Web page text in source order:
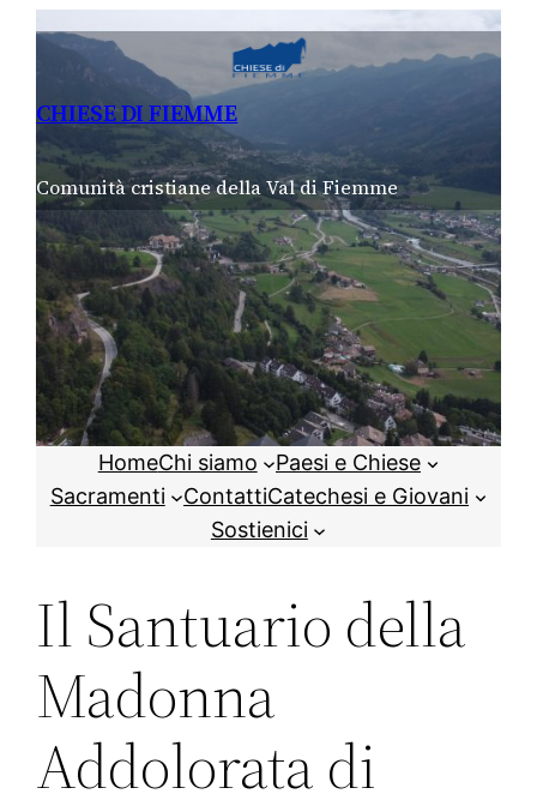
CHIESE DI FIEMME
Comunità cristiane della Val di Fiemme
HomeChi siamo
Paesi e Chiese
Sacramenti
ContattiCatechesi e Giovani
Sostienici
Il Santuario della
Madonna
Addolorata di